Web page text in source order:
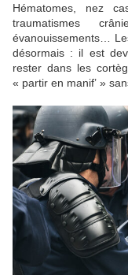
Hématomes, nez
traumatismes
évanouissements…
désormais : il est
rester dans les
« partir en manif’ »